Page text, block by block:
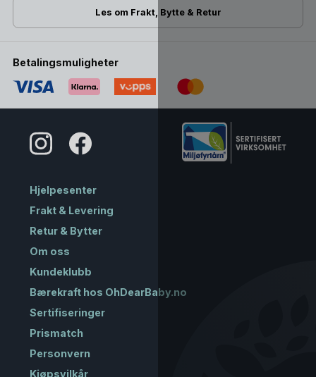
Les om Frakt, Bytte & Retur
Betalingsmuligheter
Hjelpesenter
Frakt & Levering
Retur & Bytter
Om oss
Kundeklubb
Bærekraft hos OhDearBaby.no
Sertifiseringer
Prismatch
Personvern
Kjøpsvilkår